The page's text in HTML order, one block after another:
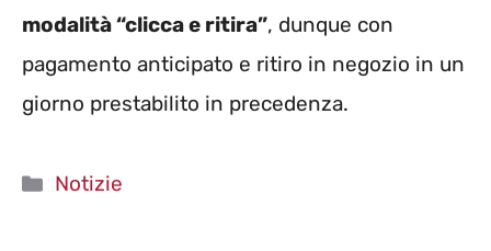
modalità “clicca e ritira”, dunque con
pagamento anticipato e ritiro in negozio in un
giorno prestabilito in precedenza.
Categorie
Notizie